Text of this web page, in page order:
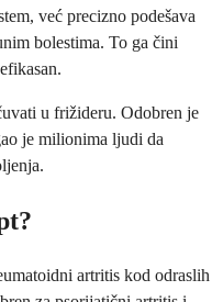
već precizno podešava
bolestima. To ga čini
u frižideru. Odobren je
je milionima ljudi da
artritis kod odraslih